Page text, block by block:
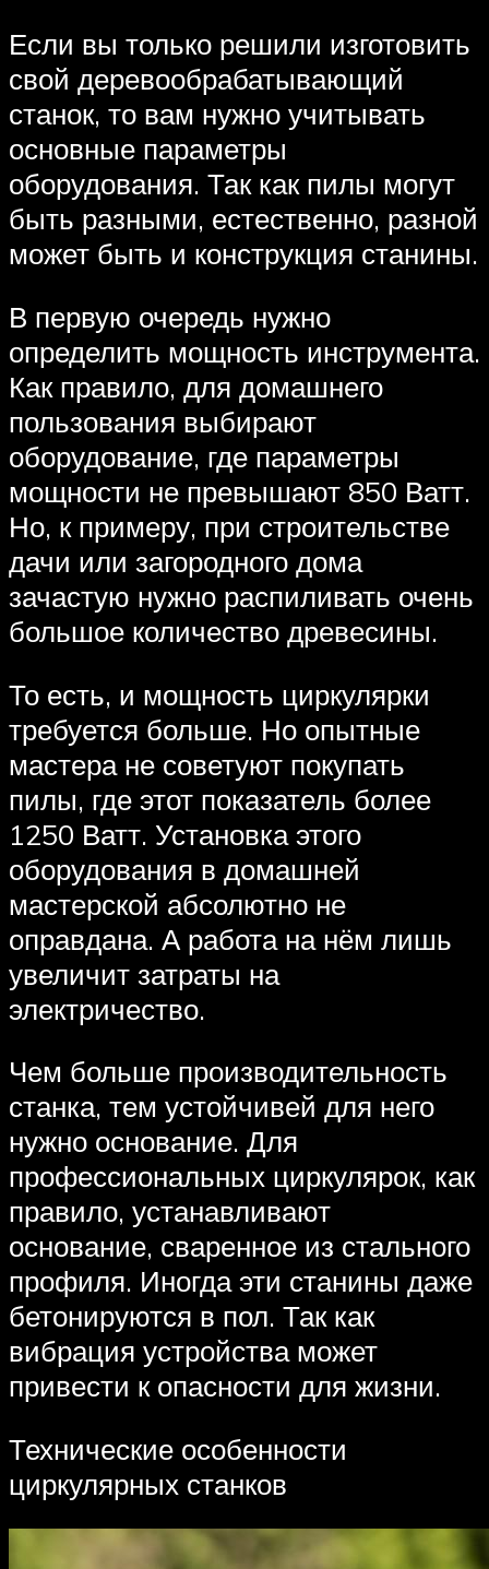
Если вы только решили изготовить
свой деревообрабатывающий
станок, то вам нужно учитывать
основные параметры
оборудования. Так как пилы могут
быть разными, естественно, разной
может быть и конструкция станины.
В первую очередь нужно
определить мощность инструмента.
Как правило, для домашнего
пользования выбирают
оборудование, где параметры
мощности не превышают 850 Ватт.
Но, к примеру, при строительстве
дачи или загородного дома
зачастую нужно распиливать очень
большое количество древесины.
То есть, и мощность циркулярки
требуется больше. Но опытные
мастера не советуют покупать
пилы, где этот показатель более
1250 Ватт. Установка этого
оборудования в домашней
мастерской абсолютно не
оправдана. А работа на нём лишь
увеличит затраты на
электричество.
Чем больше производительность
станка, тем устойчивей для него
нужно основание. Для
профессиональных циркулярок, как
правило, устанавливают
основание, сваренное из стального
профиля. Иногда эти станины даже
бетонируются в пол. Так как
вибрация устройства может
привести к опасности для жизни.
Технические особенности
циркулярных станков